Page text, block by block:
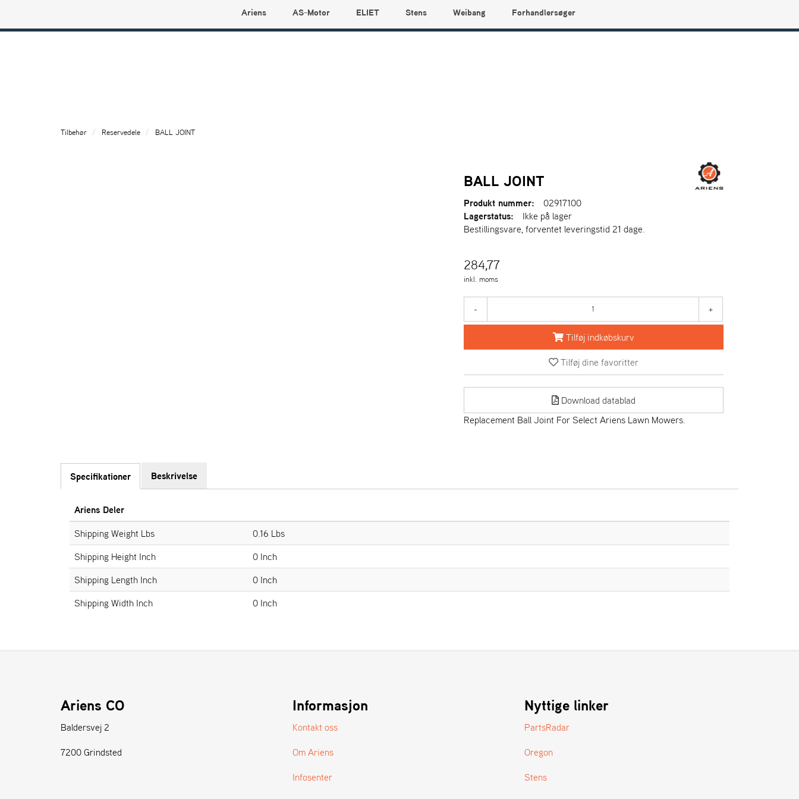
Ariens AS-Motor ELIET Stens Weibang Forhandlersøger
Tilbehør Reservedele BALL JOINT
BALL JOINT
Produkt nummer:
02917100
Lagerstatus:
Ikke på lager
Bestillingsvare, forventet leveringstid 21 dage.
284,77
inkl. moms
- +
Tilføj indkøbskurv
Tilføj dine favoritter
Download datablad
Replacement Ball Joint For Select Ariens Lawn Mowers.
Specifikationer Beskrivelse
Ariens Deler
Shipping Weight Lbs
0.16 Lbs
Shipping Height Inch
0 Inch
Shipping Length Inch
0 Inch
Shipping Width Inch
0 Inch
Ariens CO
Baldersvej 2
7200 Grindsted
Informasjon
Kontakt oss
Om Ariens
Infosenter
Nyttige linker
PartsRadar
Oregon
Stens